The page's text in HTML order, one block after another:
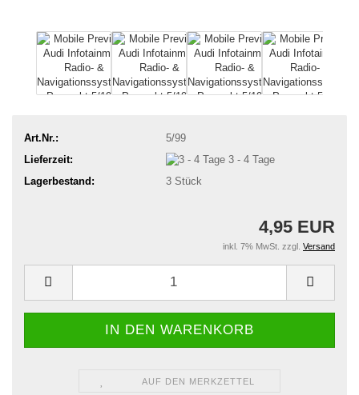
Art.Nr.:
5/99
Lieferzeit:
3 - 4 Tage
Lagerbestand:
3 Stück
4,95 EUR
inkl. 7% MwSt. zzgl. Versand
AUF DEN MERKZETTEL